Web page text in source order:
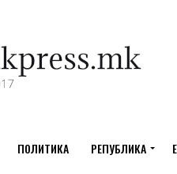
ПОЛИТИКА РЕПУБЛИКА